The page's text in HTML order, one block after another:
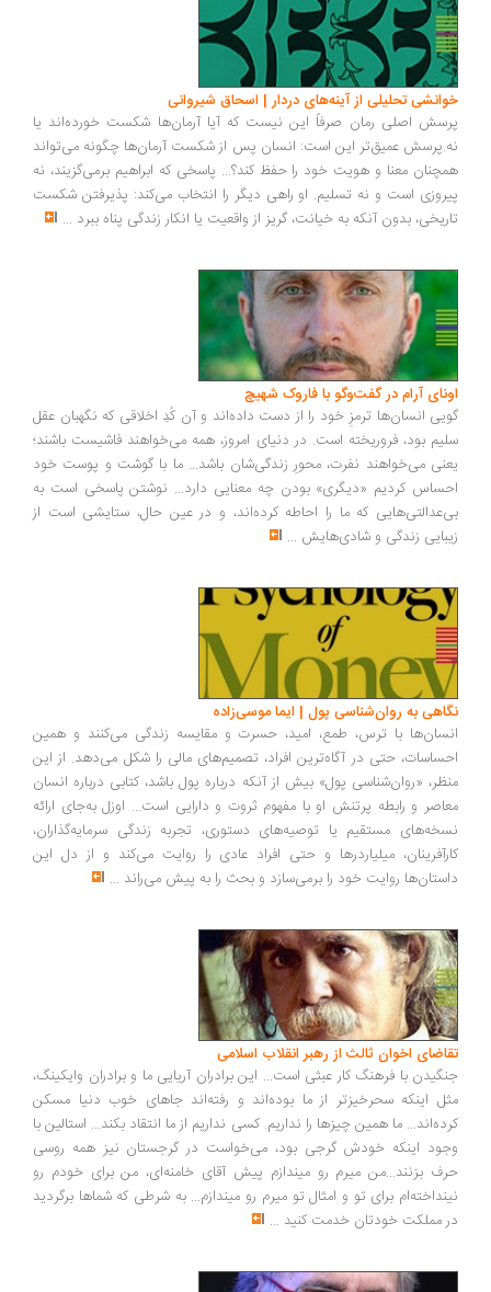
تحلیلی از آینه‌های دردار | اسحاق شیروانی
اصلی رمان صرفاً این نیست که آیا آرمان‌ها شکست خورده‌اند یا
عمیق‌تر این است: انسان پس از شکست آرمان‌ها چگونه می‌تواند
معنا و هویت خود را حفظ کند؟... پاسخی که ابراهیم برمی‌گزیند، نه
است و نه تسلیم. او راهی دیگر را انتخاب می‌کند: پذیرفتن شکست
بدون آنکه به خیانت، گریز از واقعیت یا انکار زندگی پناه ببرد...
آرام در گفت‌وگو با فاروک شهیچ‭
انسان‌ها ترمزِ خود را از دست داده‌اند و آن کُدِ اخلاقی که نگهبان عقل
بود، فروریخته است. در دنیای امروز، همه می‌خواهند فاشیست باشند؛
می‌خواهند نفرت، محورِ زندگی‌شان باشد... ما با گوشت و پوست خود
کردیم «دیگری» بودن چه معنایی دارد... نوشتن پاسخی است به
که ما را احاطه کرده‌اند، و در عین حال، ستایشی است از
زندگی و شادی‌هایش...
به روان‌شناسی پول | ایما موسی‌زاده
با ترس، طمع، امید، حسرت و مقایسه زندگی می‌کنند و همین
حتی در آگاه‌ترین افراد، تصمیم‌های مالی را شکل می‌دهد. از این
«روان‌شناسی پول» بیش از آنکه درباره پول باشد، کتابی درباره انسان
و رابطه پرتنش او با مفهوم ثروت و دارایی است... اوزل به‌جای ارائه
مستقیم یا توصیه‌های دستوری، تجربه زندگی سرمایه‌گذاران،
میلیاردرها و حتی افراد عادی را روایت می‌کند و از دل این
روایت خود را برمی‌سازد و بحث را به پیش می‌راند ...
اخوان ثالث از رهبر انقلاب اسلامی
با فرهنگ کار عبثی است... این برادران آریایی ما و برادران وایکینگ،
اینکه سحرخیزتر از ما بوده‌اند و رفته‌اند جاهای خوب دنیا مسکن
ما همین چیزها را نداریم. کسی نداریم از ما انتقاد بکند... استالین با
اینکه خودش گرجی بود، می‌خواست در گرجستان نیز همه روسی
بزنند...من میرم رو میندازم پیش آقای خامنه‌ای، من برای خودم رو
برای تو و امثال تو میرم رو میندازم... به شرطی که شماها برگردید
مملکت خودتان خدمت کنید...